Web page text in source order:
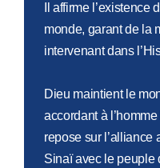
Il affirme l’existence
monde, garant de la
intervenant dans
Dieu maintient le
accordant à
repose sur l’alliance
Sinaï avec le peuple